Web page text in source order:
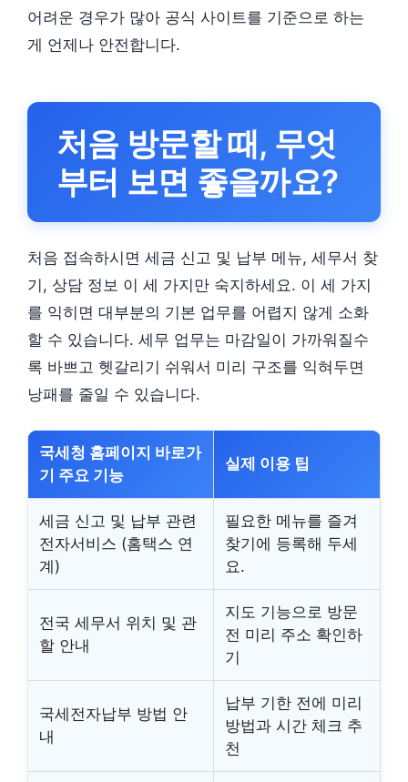
어려운 경우가 많아 공식 사이트를 기준으로 하는
게 언제나 안전합니다.
처음 방문할 때, 무엇
부터 보면 좋을까요?
처음 접속하시면 세금 신고 및 납부 메뉴, 세무서 찾
기, 상담 정보 이 세 가지만 숙지하세요. 이 세 가지
를 익히면 대부분의 기본 업무를 어렵지 않게 소화
할 수 있습니다. 세무 업무는 마감일이 가까워질수
록 바쁘고 헷갈리기 쉬워서 미리 구조를 익혀두면
낭패를 줄일 수 있습니다.
국세청 홈페이지 바로가
기 주요 기능
실제 이용 팁
세금 신고 및 납부 관련
전자서비스 (홈택스 연
계)
필요한 메뉴를 즐겨
찾기에 등록해 두세
요.
전국 세무서 위치 및 관
할 안내
지도 기능으로 방문
전 미리 주소 확인하
기
국세전자납부 방법 안
내
납부 기한 전에 미리
방법과 시간 체크 추
천